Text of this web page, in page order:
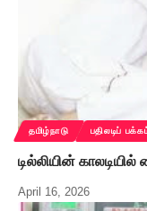
தமிழ்நாடு பதிலடிப்
டில்லியின்
April 16, 2026